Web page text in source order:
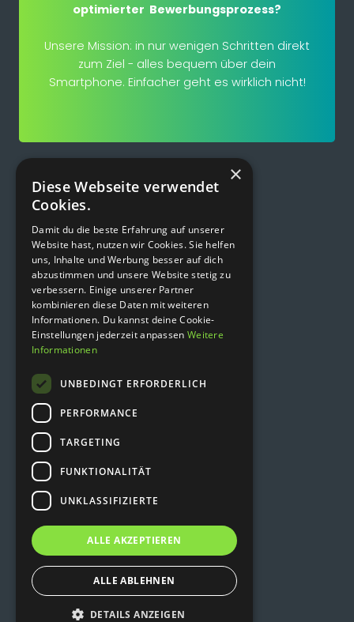
optimierter Bewerbungsprozess?
Unsere Mission: in nur wenigen Schritten direkt
zum Ziel - alles bequem über dein
Smartphone. Einfacher geht es wirklich nicht!
ZURÜCK ZUR ÜBERSICHT
×
Diese Webseite verwendet
Cookies.
Damit du die beste Erfahrung auf unserer
Website hast, nutzen wir Cookies. Sie helfen
uns, Inhalte und Werbung besser auf dich
abzustimmen und unsere Website stetig zu
verbessern. Einige unserer Partner
kombinieren diese Daten mit weiteren
Informationen. Du kannst deine Cookie-
Einstellungen jederzeit anpassen Weitere
Informationen
UNBEDINGT ERFORDERLICH
PERFORMANCE
TARGETING
FUNKTIONALITÄT
UNKLASSIFIZIERTE
ALLE AKZEPTIEREN
ALLE ABLEHNEN
DETAILS ANZEIGEN